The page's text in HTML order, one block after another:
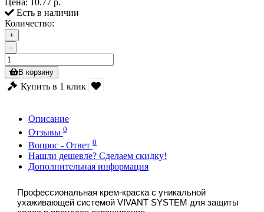
Цена: 10.77 р.
Есть в наличии
Количество:
+
-
В корзину
Купить в 1 клик
Описание
Отзывы 0
Вопрос - Ответ 0
Нашли дешевле? Сделаем скидку!
Дополнительная информация
Профессиональная крем-краска с уникальной
ухаживающей системой VIVANT SYSTEM для защиты